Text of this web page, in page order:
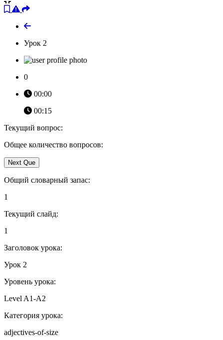
Урок 2
0
00:00
00:15
Текущий вопрос:
Общее количество вопросов:
Next Que
Общий словарный запас:
1
Текущий слайд:
1
Заголовок урока:
Урок 2
Уровень урока:
Level A1-A2
Категория урока:
adjectives-of-size